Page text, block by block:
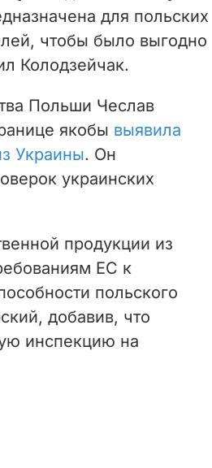
для польских
чтобы было выгодно
Колодзейчак.
Польши Чеслав
якобы выявила
Украины. Он
украинских
продукции из
ЕС к
польского
добавив, что
инспекцию на